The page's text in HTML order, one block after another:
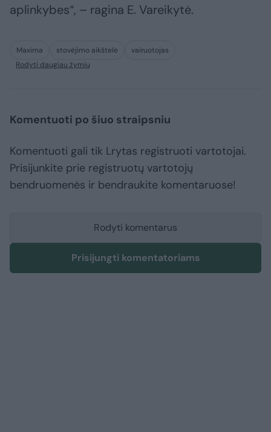
aplinkybes“, – ragina E. Vareikytė.
Maxima stovėjimo aikštelė
vairuotojas
Rodyti daugiau žymių
Komentuoti po šiuo straipsniu
Komentuoti gali tik Lrytas registruoti vartotojai.
Prisijunkite prie registruotų vartotojų
bendruomenės ir bendraukite komentaruose!
Rodyti komentarus
Prisijungti komentatoriams